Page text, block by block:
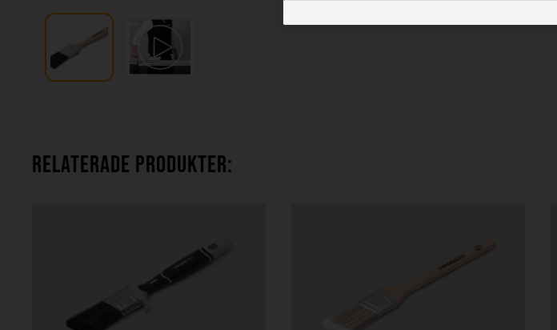
RELATERADE PRODUKTER: